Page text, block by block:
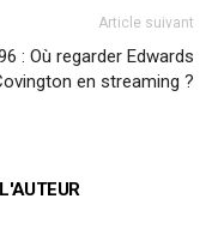
Article suivant
: Où regarder Edwards
en streaming ?